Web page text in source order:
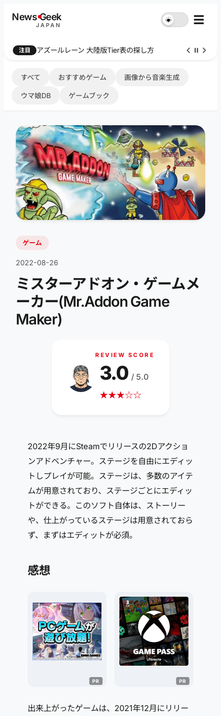
NewsGeek
JAPAN
☀︎ ☰
注目 Farthest Frontier 序盤攻略
すべて おすすめゲーム 画像から音楽生成
ウマ娘DB ゲームブック
ゲーム
2022-08-26
ミスターアドオン・ゲームメ
ーカー(Mr.Addon Game
Maker)
REVIEW SCORE
★★★☆☆
3.0 / 5.0
2022年9月にSteamでリリースの2Dアクショ
ンアドベンチャー。ステージを自由にエディッ
トしプレイが可能。ステージは、多数のアイテ
ムが用意されており、ステージごとにエディッ
トができる。このソフト自体は、ストーリー
や、仕上がっているステージは用意されておら
ず、まずはエディットが必須。
感想
出来上がったゲームは、2021年12月にリリー